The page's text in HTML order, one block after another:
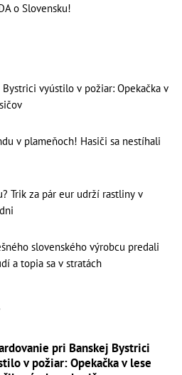
o Slovensku!
vyústilo v požiar: Opekačka v
v plameňoch! Hasiči sa nestíhali
Trik za pár eur udrží rastliny v
slovenského výrobcu predali
a topia sa v stratách
pri Banskej Bystrici
v požiar: Opekačka v lese